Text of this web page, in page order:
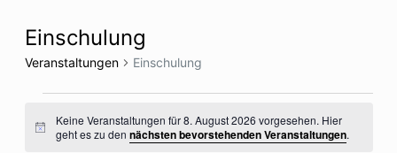
Einschulung
Veranstaltungen Einschulung
für
8.Hinweis
Keine Veranstaltungen für 8. August 2026 vorgesehen. Hier
geht es zu dennächsten bevorstehenden Veranstaltungen.